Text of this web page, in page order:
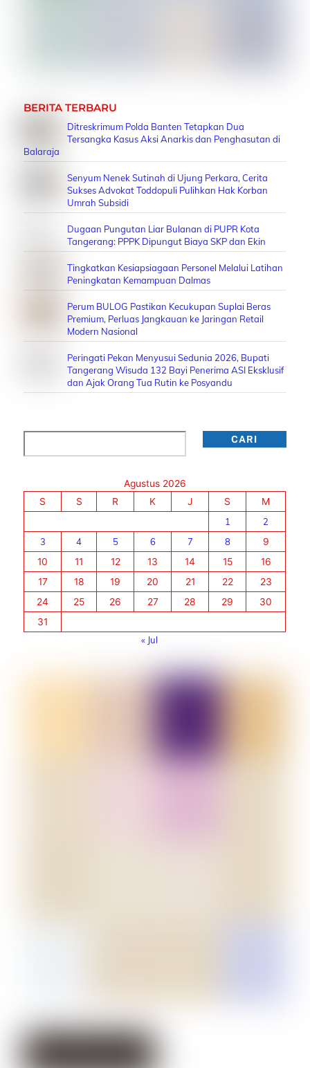
BERITA TERBARU
Ditreskrimum Polda Banten Tetapkan Dua
Tersangka Kasus Aksi Anarkis dan Penghasutan di
Balaraja
Senyum Nenek Sutinah di Ujung Perkara, Cerita
Sukses Advokat Toddopuli Pulihkan Hak Korban
Umrah Subsidi
Dugaan Pungutan Liar Bulanan di PUPR Kota
Tangerang: PPPK Dipungut Biaya SKP dan Ekin
Tingkatkan Kesiapsiagaan Personel Melalui Latihan
Peningkatan Kemampuan Dalmas
Perum BULOG Pastikan Kecukupan Suplai Beras
Premium, Perluas Jangkauan ke Jaringan Retail
Modern Nasional
Peringati Pekan Menyusui Sedunia 2026, Bupati
Tangerang Wisuda 132 Bayi Penerima ASI Eksklusif
dan Ajak Orang Tua Rutin ke Posyandu
CARI
Agustus 2026
S
S R K J S
M
1
2
3
4 5 6 7 8
9
10
11 12 13 14 15
16
17
18 19 20 21 22
23
24
25 26 27 28 29
30
31
« Jul